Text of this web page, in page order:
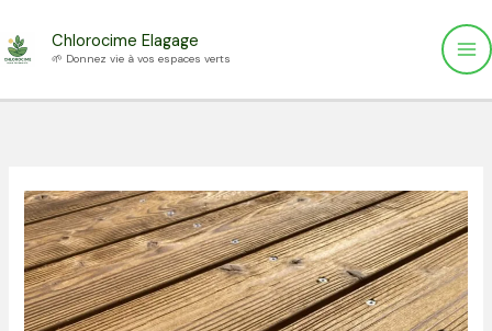
au
Chlorocime Elagage
🌱 Donnez vie à vos espaces verts